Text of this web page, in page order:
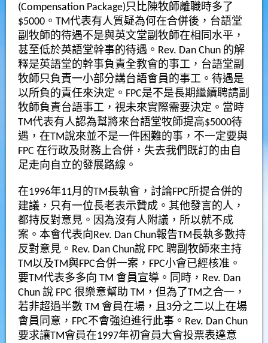
(Compensation Package)只比陳牧師離職時多了
$5000。TM代表有人質疑為何在合併後，台語堂
副牧師的待遇不是與英文堂副牧師在相同水平，
甚至低於英語堂幹事的待遇。Rev. Dan Chun 的解
釋是英語堂的幹事負責全教會的事工，台語堂副
牧師只負責一小部分講台語會員的事工。待遇是
以所負的責任來決定。FPC是不是長期繼續聘請副
牧師負責台語事工，視未來實際需要決定。當時
TM代表有人認為幫將來台語堂牧師提高$5000待
遇，在TM說來並不是一件困難的事，不一定要與
FPC 在行政及財務上合併，失去我們既訂的由自
足走向自立的發展路線。
在1996年11月的TM長執會，討論FPC所提合併的
建議，只有一位長老表示贊成。其他發言的人，
都持反對意見。因為沒有人附議，所以就不成
案。本會代表向Rev. Dan Chun報告TM長執多數持
反對意見。Rev. Dan Chun說 FPC 聘副牧師來主持
TM以及TM與FPC合併一案，FPC小會已經核准。
要TM代表多多向 TM 會員宣導。同時，Rev. Dan
Chun 說 FPC 很樂意幫助 TM，但為了TM之合一，
若非超過半數 TM 會員在場，且3分之二以上在場
會員同意，FPC不會強迫進行此事。Rev. Dan Chun
要求讓TM會員在1997年初會員大會投票表達意